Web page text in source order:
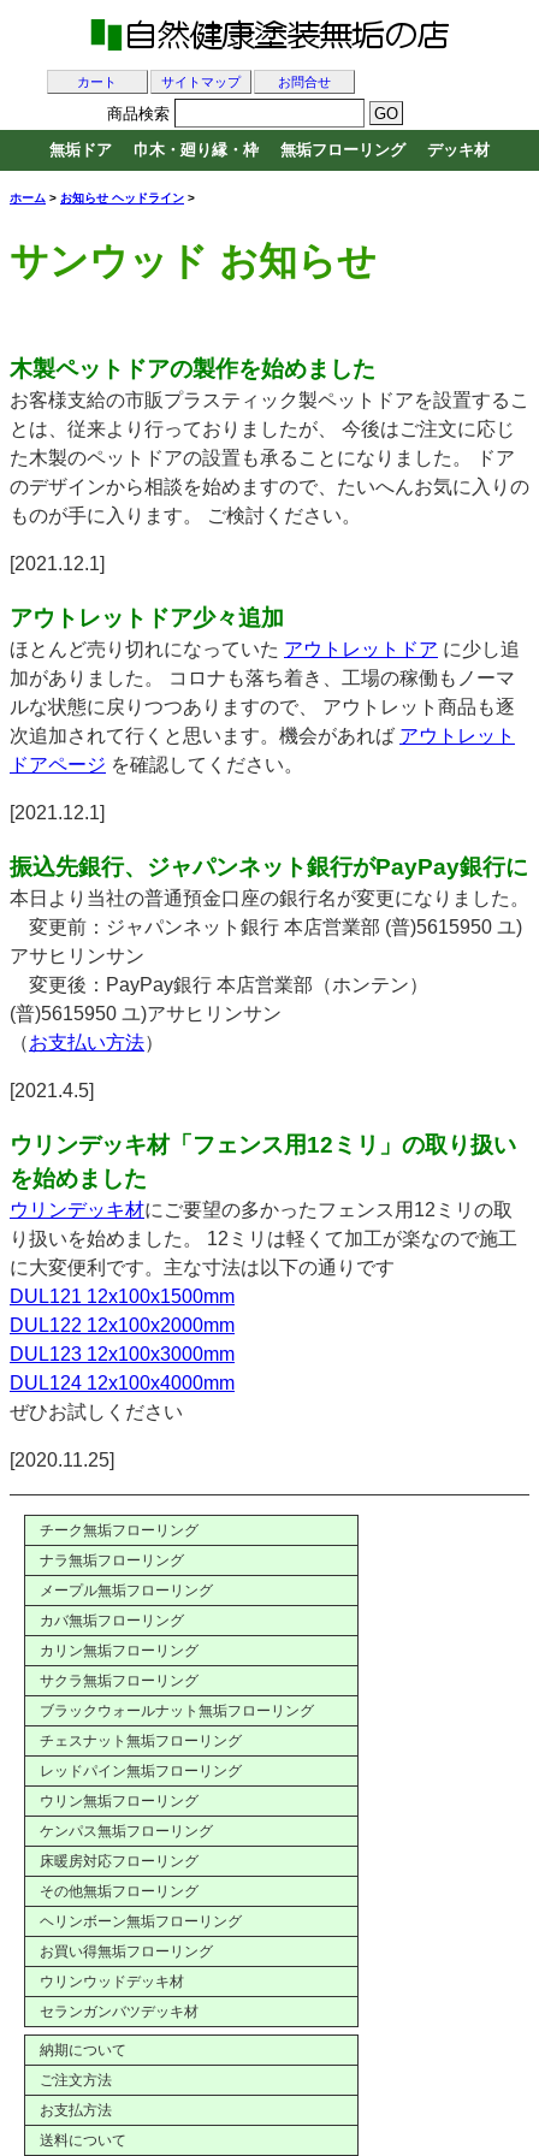
ホーム > お知らせ ヘッドライン >
サンウッド お知らせ
木製ペットドアの製作を始めました
お客様支給の市販プラスティック製ペットドアを設置するこ
とは、従来より行っておりましたが、 今後はご注文に応じ
た木製のペットドアの設置も承ることになりました。 ドア
のデザインから相談を始めますので、たいへんお気に入りの
ものが手に入ります。 ご検討ください。
[2021.12.1]
アウトレットドア少々追加
ほとんど売り切れになっていた アウトレットドア に少し追
加がありました。 コロナも落ち着き、工場の稼働もノーマ
ルな状態に戻りつつありますので、 アウトレット商品も逐
次追加されて行くと思います。機会があれば アウトレット
ドアページ を確認してください。
[2021.12.1]
振込先銀行、ジャパンネット銀行がPayPay銀行に
本日より当社の普通預金口座の銀行名が変更になりました。
変更前：ジャパンネット銀行 本店営業部 (普)5615950 ユ)
アサヒリンサン
変更後：PayPay銀行 本店営業部（ホンテン）
(普)5615950 ユ)アサヒリンサン
（お支払い方法）
[2021.4.5]
ウリンデッキ材「フェンス用12ミリ」の取り扱い
を始めました
ウリンデッキ材にご要望の多かったフェンス用12ミリの取
り扱いを始めました。 12ミリは軽くて加工が楽なので施工
に大変便利です。主な寸法は以下の通りです
DUL121 12x100x1500mm
DUL122 12x100x2000mm
DUL123 12x100x3000mm
DUL124 12x100x4000mm
ぜひお試しください
[2020.11.25]
チーク無垢フローリング
ナラ無垢フローリング
メープル無垢フローリング
カバ無垢フローリング
カリン無垢フローリング
サクラ無垢フローリング
ブラックウォールナット無垢フローリング
チェスナット無垢フローリング
レッドパイン無垢フローリング
ウリン無垢フローリング
ケンパス無垢フローリング
床暖房対応フローリング
その他無垢フローリング
ヘリンボーン無垢フローリング
お買い得無垢フローリング
ウリンウッドデッキ材
セランガンバツデッキ材
納期について
ご注文方法
お支払方法
送料について
カート サイトマップ お問合せ
商品検索
無垢ドア 巾木・廻り縁・枠 無垢フローリング デッキ材